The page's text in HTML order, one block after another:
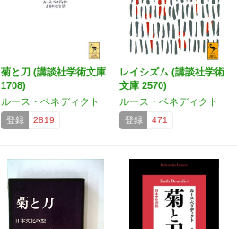
菊と刀 (講談社学術文庫
1708)
ルース・ベネディクト
登録 2819
レイシズム (講談社学術
文庫 2570)
ルース・ベネディクト
登録 471